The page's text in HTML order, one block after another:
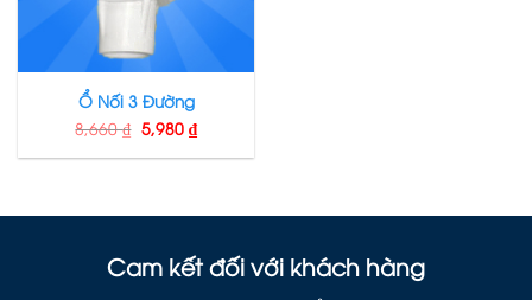
Ổ Nối 3 Đường
8,660₫ 5,980 ₫
Cam kết đối với khách hàng